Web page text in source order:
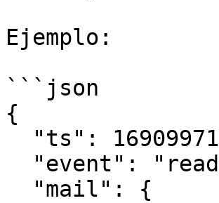
Ejemplo:
```json
{